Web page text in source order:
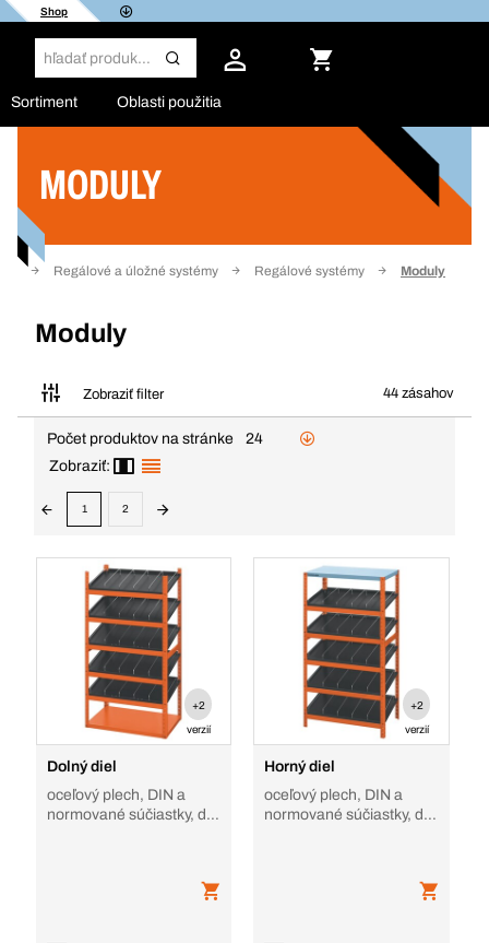
Shop
Sortiment Oblasti použitia
MODULY
Regálové a úložné systémy Regálové systémy Moduly
Moduly
Zobraziť filter 44 zásahov
Filter
Počet produktov na stránke
24
Zobraziť:
1 2
+2
verzií
Dolný diel
oceľový plech, DIN a
normované súčiastky, do
+2
verzií
Horný diel
oceľový plech, DIN a
normované súčiastky, do